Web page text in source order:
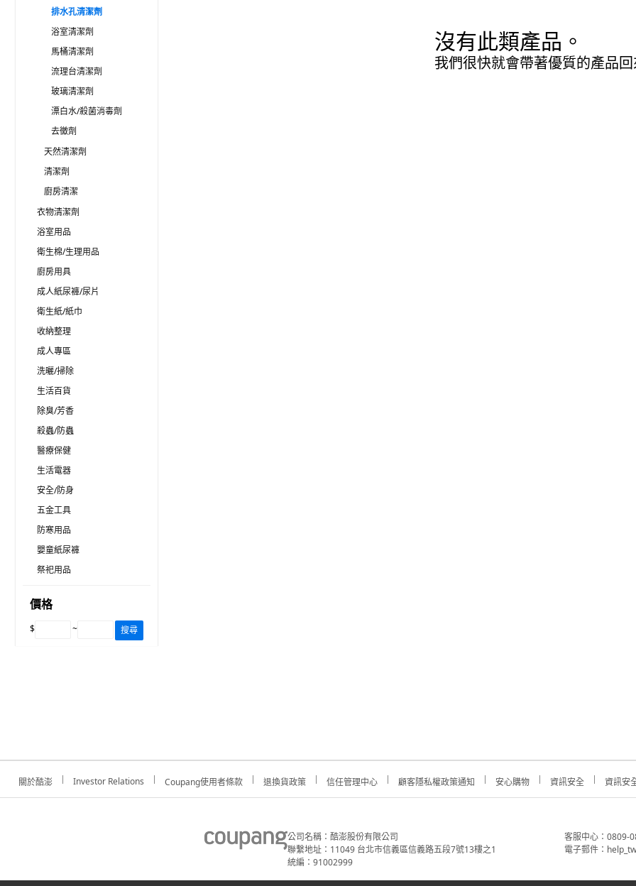
排水孔清潔劑
浴室清潔劑
馬桶清潔劑
流理台清潔劑
玻璃清潔劑
漂白水/殺菌消毒劑
去黴劑
天然清潔劑
清潔劑
廚房清潔
衣物清潔劑
浴室用品
衛生棉/生理用品
廚房用具
成人紙尿褲/尿片
衛生紙/紙巾
收納整理
成人專區
洗曬/掃除
生活百貨
除臭/芳香
殺蟲/防蟲
醫療保健
生活電器
安全/防身
五金工具
防寒用品
嬰童紙尿褲
祭祀用品
價格
$ ~ 搜尋
沒有此類產品。
我們很快就會帶著優質的產品
關於酷澎 Investor Relations Coupang使用者條款 退換貨政策 信任管理中心 顧客隱私權政策通知 安心購物 資訊安全 資訊安
公司名稱：酷澎股份有限公司
聯繫地址：11049 台北市信義區信義路五段7號13樓之1
統編：91002999
客服中心：0809-
電子郵件：